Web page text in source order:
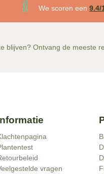
We scoren een 9.4/
blijven? Ontvang de meeste
vragen